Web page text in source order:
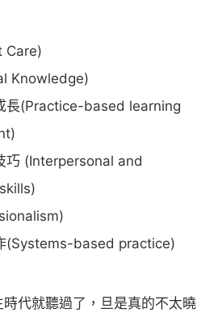
Care)
Knowledge)
長(Practice-based learning
巧 (Interpersonal and
(Systems-based practice)
代就聽過了，旦是真的不太曉